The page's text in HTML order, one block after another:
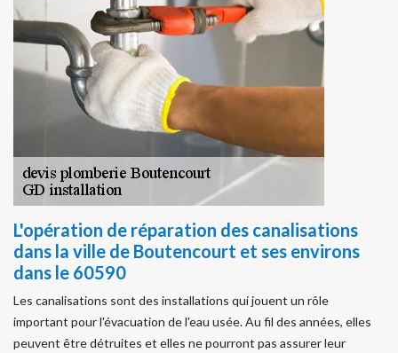
L'opération de réparation des canalisations
dans la ville de Boutencourt et ses environs
dans le 60590
Les canalisations sont des installations qui jouent un rôle
important pour l'évacuation de l'eau usée. Au fil des années, elles
peuvent être détruites et elles ne pourront pas assurer leur